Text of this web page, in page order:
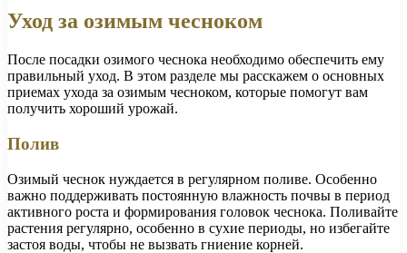
Уход за озимым чесноком
После посадки озимого чеснока необходимо обеспечить ему
правильный уход. В этом разделе мы расскажем о основных
приемах ухода за озимым чесноком, которые помогут вам
получить хороший урожай.
Полив
Озимый чеснок нуждается в регулярном поливе. Особенно
важно поддерживать постоянную влажность почвы в период
активного роста и формирования головок чеснока. Поливайте
растения регулярно, особенно в сухие периоды, но избегайте
застоя воды, чтобы не вызвать гниение корней.